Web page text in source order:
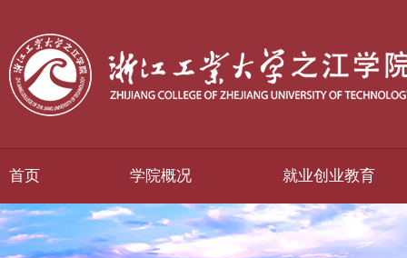
首页 学院概况 就业创业教育